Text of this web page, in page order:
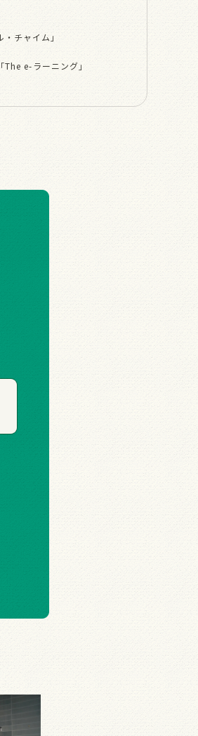
チャイム」
e-ラーニング」